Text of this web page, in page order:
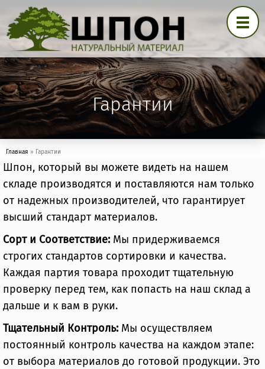
Перейти к основному содержанию
Cоветы
Контакты
Гарантии
Вы здесь
Главная » Гарантии
Шпон, который вы можете видеть на нашем
складе производятся и поставляются нам только
от надежных производителей, что гарантирует
высший стандарт материалов.
Сорт и Соответствие:Мы придерживаемся
строгих стандартов сортировки и качества.
Каждая партия товара проходит тщательную
проверку перед тем, как попасть на наш склад а
дальше и к вам в руки.
Тщательный Контроль:Мы осуществляем
постоянный контроль качества на каждом этапе:
от выбора материалов до готовой продукции. Это